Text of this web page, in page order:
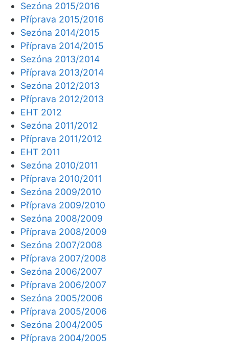
Sezóna 2015/2016
Příprava 2015/2016
Sezóna 2014/2015
Příprava 2014/2015
Sezóna 2013/2014
Příprava 2013/2014
Sezóna 2012/2013
Příprava 2012/2013
EHT 2012
Sezóna 2011/2012
Příprava 2011/2012
EHT 2011
Sezóna 2010/2011
Příprava 2010/2011
Sezóna 2009/2010
Příprava 2009/2010
Sezóna 2008/2009
Příprava 2008/2009
Sezóna 2007/2008
Příprava 2007/2008
Sezóna 2006/2007
Příprava 2006/2007
Sezóna 2005/2006
Příprava 2005/2006
Sezóna 2004/2005
Příprava 2004/2005